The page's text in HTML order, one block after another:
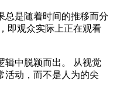
总是随着时间的推移而分
即观众实际上正在观看
辑中脱颖而出。 从视觉
活动，而不是人为的尖